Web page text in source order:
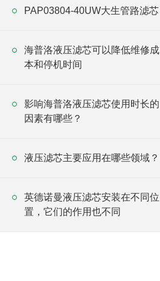
PAP03804-40UW大生管路滤芯
海普洛液压滤芯可以降低维修成
本和停机时间
影响海普洛液压滤芯使用时长的
因素有哪些？
液压滤芯主要应用在哪些领域？
英德诺曼液压滤芯安装在不同位
置，它们的作用也不同